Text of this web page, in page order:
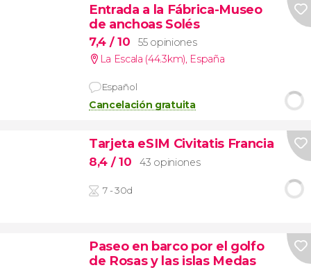
Entrada a la Fábrica-Museo
de anchoas Solés
7,4 / 10
55 opiniones
La Escala (44.3km), España
Español
Cancelación gratuita
Tarjeta eSIM Civitatis Francia
8,4 / 10 43 opiniones
7 - 30d
Paseo en barco por el golfo
de Rosas y las islas Medas